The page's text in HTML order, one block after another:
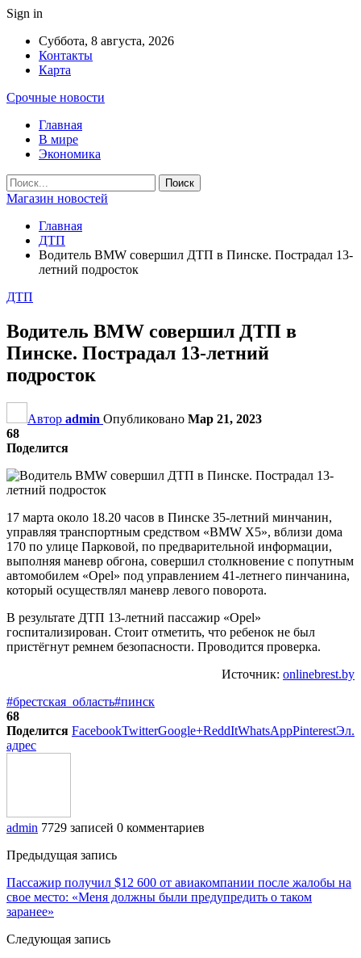
Sign in
Суббота, 8 августа, 2026
Контакты
Карта
Срочные новости
Главная
В мире
Экономика
Магазин новостей
Главная
ДТП
Водитель BMW совершил ДТП в Пинске. Пострадал 13-
летний подросток
ДТП
Водитель BMW совершил ДТП в
Пинске. Пострадал 13-летний
подросток
Автор admin Опубликовано Мар 21, 2023
68
Поделится
17 марта около 18.20 часов в Пинске 35-летний минчанин,
управляя транспортным средством «BMW Х5», вблизи дома
170 по улице Парковой, по предварительной информации,
выполняя маневр обгона, совершил столкновение с попутным
автомобилем «Opel» под управлением 41-летнего пинчанина,
который осуществлял маневр левого поворота.
В результате ДТП 13-летний пассажир «Opel»
госпитализирован. Стоит отметить, что ребенок не был
пристёгнут ремнем безопасности. Проводится проверка.
Источник: onlinebrest.by
#брестская_область#пинск
68
Поделится FacebookTwitterGoogle+ReddItWhatsAppPinterestЭл.
адрес
admin 7729 записей 0 комментариев
Предыдущая запись
Пассажир получил $12 600 от авиакомпании после жалобы на
свое место: «Меня должны были предупредить о таком
заранее»
Следующая запись